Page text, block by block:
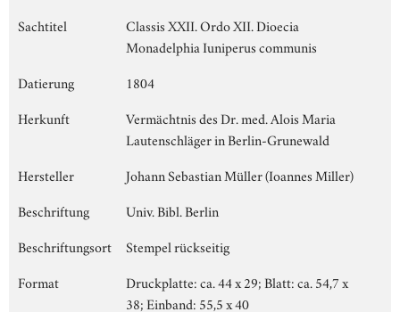
Sachtitel
Classis XXII. Ordo XII. Dioecia
Monadelphia Iuniperus communis
Datierung
1804
Herkunft
Vermächtnis des Dr. med. Alois Maria
Lautenschläger in Berlin-Grunewald
Hersteller
Johann Sebastian Müller (Ioannes Miller)
Beschriftung
Univ. Bibl. Berlin
Beschriftungsort
Stempel rückseitig
Format
Druckplatte: ca. 44 x 29; Blatt: ca. 54,7 x
38; Einband: 55,5 x 40